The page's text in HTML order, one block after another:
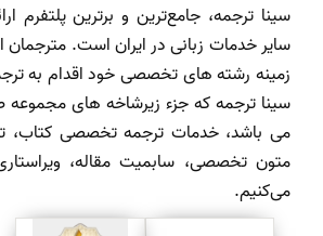
سینا ترجمه، جامع‌ترین و برترین پلتفرم
سایر خدمات زبانی در ایران است. مترجمان
زمینه رشته های تخصصی خود اقدام به
سینا ترجمه که جزء زیرشاخه های مجموعه
می باشد، خدمات ترجمه تخصصی کتاب،
متون تخصصی، سابمیت مقاله،
می‌کنیم.